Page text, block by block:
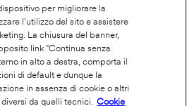
per migliorare la
l'utilizzo del sito e assistere
La chiusura del banner,
link "Continua senza
in alto a destra, comporta il
di default e dunque la
in assenza di cookie o altri
da quelli tecnici.
Cookie